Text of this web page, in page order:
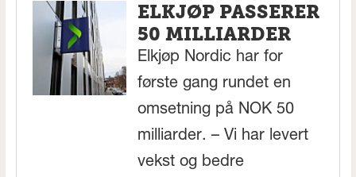
ELKJØP PASSERER
50 MILLIARDER
Elkjøp Nordic har for
første gang rundet en
omsetning på NOK 50
milliarder. – Vi har levert
vekst og bedre